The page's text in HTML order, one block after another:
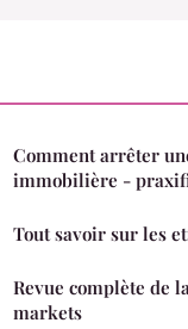
Comment arrêter
immobilière -
Tout savoir sur les
Revue complète de
markets